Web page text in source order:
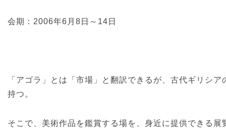
会期：2006年6月8日～14日
「アゴラ」とは「市場」と翻訳できるが、古代ギリシ
持つ。
そこで、美術作品を鑑賞する場を、身近に提供できる展